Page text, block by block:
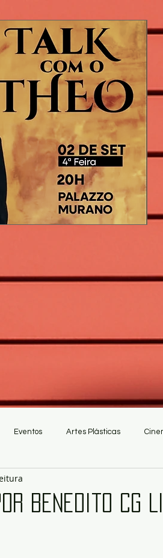
Eventos Artes Plásticas
Benedito CG